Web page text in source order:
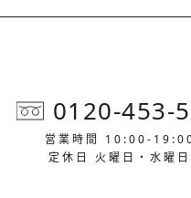
0120-453-
営業時間 10:00-
定休日 火曜日・水曜日